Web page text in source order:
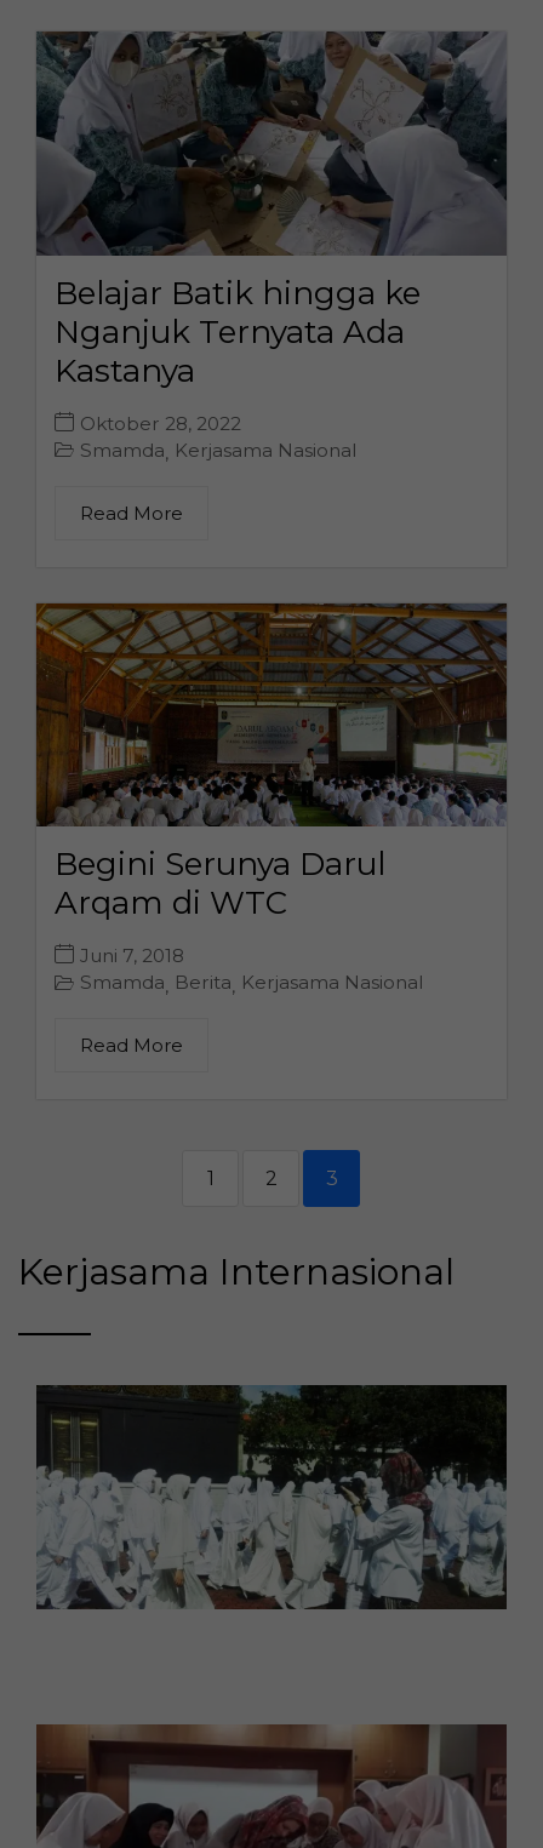
Belajar Batik hingga ke
Nganjuk Ternyata Ada
Kastanya
Oktober 28, 2022
Smamda, Kerjasama Nasional
Read More
Begini Serunya Darul
Arqam di WTC
Juni 7, 2018
Smamda, Berita, Kerjasama Nasional
Read More
1 2 3
Kerjasama Internasional